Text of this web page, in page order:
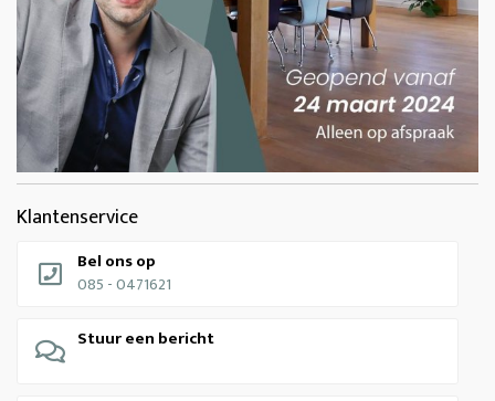
Klantenservice
Bel ons op
085 - 0471621
Stuur een bericht